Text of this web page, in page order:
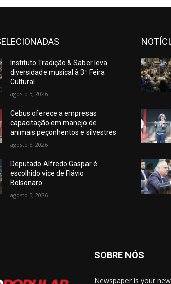
Instituto Tradição & Saber leva
diversidade musical à 3ª Feira
Cultural
agosto 5, 2026
Cebus oferece a empresas
capacitação em manejo de
animais peçonhentos e silvestres
agosto 5, 2026
Deputado Alfredo Gaspar é
escolhido vice de Flávio
Bolsonaro
agosto 5, 2026
SOBRE NÓS
Newspaper is your